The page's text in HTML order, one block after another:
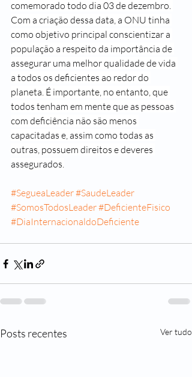
comemorado todo dia 03 de dezembro.
Com a criação dessa data, a ONU tinha
como objetivo principal conscientizar a
população a respeito da importância de
assegurar uma melhor qualidade de vida
a todos os deficientes ao redor do
planeta. É importante, no entanto, que
todos tenham em mente que as pessoas
com deficiência não são menos
capacitadas e, assim como todas as
outras, possuem direitos e deveres
assegurados.
#SegueaLeader#SaudeLeader
#SomosTodosLeader#DeficienteFisico
#DiaInternacionaldoDeficiente
Posts recentes Ver tudo